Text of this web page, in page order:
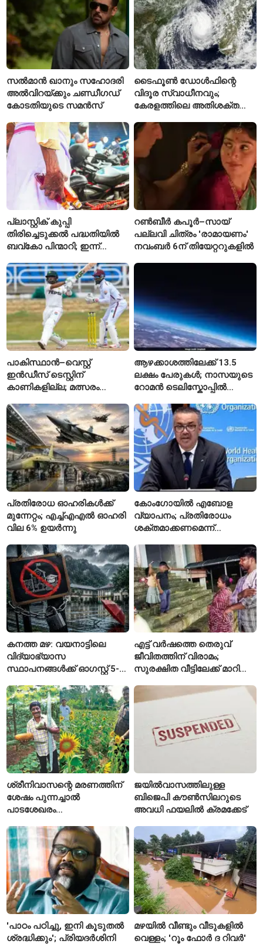
സൽമാൻ ഖാനും സഹോദരി
അൽവിറയ്ക്കും ചണ്ഡീഗഡ്
കോടതിയുടെ സമൻസ്
ടൈഫൂൺ ഡോൾഫിന്റെ
വിദൂര സ്വാധീനവും;
കേരളത്തിലെ അതിശക്ത
കാരണമായേക്കുമെന്ന്
റിപ്പോർട്ട്
പ്ലാസ്റ്റിക് കുപ്പി
തിരിച്ചെടുക്കൽ പദ്ധതിയിൽ
ബവ്കോ പിന്മാറി; ഇന്ന്
സ്വീകരിക്കില്ല
റൺബീർ കപൂർ–സായ്
പല്ലവി ചിത്രം 'രാമായണം'
നവംബർ 6ന് തിയേറ്ററുകളിൽ
പാകിസ്ഥാൻ–വെസ്റ്റ്
ഇൻഡീസ് ടെസ്റ്റിന്
കാണികളില്ല; മത്സരം
പരിഹാസവിഷയം
ആഴക്കാശത്തിലേക്ക് 13.5
ലക്ഷം പേരുകൾ; നാസയുടെ
റോമൻ ടെലിസ്കോപ്പിൽ
പ്രതിരോധ ഓഹരികൾക്ക്
മുന്നേറ്റം; എച്ച്എഎൽ ഓഹരി
വില 6% ഉയർന്നു
കോംഗോയിൽ എബോള
വ്യാപനം; പ്രതിരോധം
ശക്തമാക്കണമെന്ന്
കനത്ത മഴ: വയനാട്ടിലെ
വിദ്യാഭ്യാസ
സ്ഥാപനങ്ങൾക്ക് ഓഗസ്റ്റ് 5-ന്
എട്ട് വർഷത്തെ തെരുവ്
ജീവിതത്തിന് വിരാമം;
സുരക്ഷിത വീട്ടിലേക്ക് മാറി
ശ്രീനിവാസന്റെ മരണത്തിന്
ശേഷം പുന്നച്ചാൽ
പാടശേഖരം
കർഷകർ
ജയിൽവാസത്തിലുള്ള
ബിജെപി കൗൺസിലറുടെ
അവധി ഫയലിൽ ക്രമക്കേട്
'പാഠം പഠിച്ചു, ഇനി കൂടുതൽ
ശ്രദ്ധിക്കും'; പ്രിയദർശിനി
മഴയിൽ വീണ്ടും വീടുകളിൽ
വെള്ളം; 'റൂം ഫോർ ദ റിവർ'